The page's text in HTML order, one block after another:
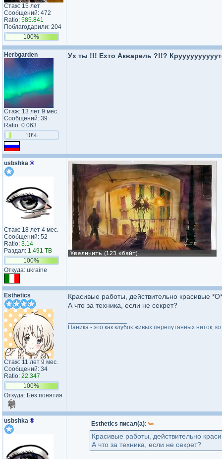
Стаж: 15 лет
Сообщений: 472
Ratio: 585.841
Поблагодарили: 204
100%
Herbgarden
Стаж: 13 лет 9 мес.
Сообщений: 39
Ratio: 0.063
10%
Ух ты !!! Ехто Акварель ?!!?
usbshka ®
Стаж: 18 лет 4 мес.
Сообщений: 52
Ratio: 3.14
Раздал: 1.491 TB
100%
Откуда: ukraine
Esthetics
Стаж: 11 лет 9 мес.
Сообщений: 34
Ratio: 22.347
100%
Откуда: Без понятия
Красивые работы, действительно красивые *О*
А что за техника, если не секрет?
Паника - это как клубок живых перепутанных ниток,
usbshka ® Esthetics писал(а):
Красивые работы, действительно
А что за техника, если не секрет?